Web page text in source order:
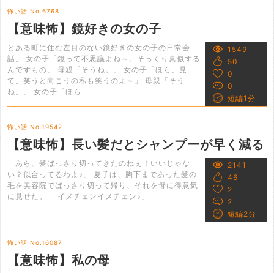
怖い話 No.6768
【意味怖】鏡好きの女の子
とある町に住む左目のない鏡好きの女の子の日常会
話。 女の子「鏡って不思議よね～。そっくり真似する
んですもの」 母親「そうね。」 女の子「ほら、見
て。笑うと向こうの私も笑うのよ～」 母親「そう
ね。」 女の子「ほら
1549
50
0
0
短編1分
怖い話 No.19542
【意味怖】長い髪だとシャンプーが早く減る
「あら、髪ばっさり切ってきたのねぇ！いいじゃな
い？似合ってるわよ♪」 夏子は、胸下まであった髪の
毛を美容院でばっさり切って帰り、それを母に得意気
に見せた。 「イメチェンイメチェン♪」
2141
46
2
2
短編2分
怖い話 No.16087
【意味怖】私の母